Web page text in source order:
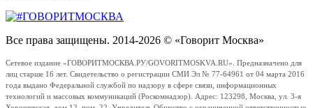
Все права защищены. 2014-2026 © «Говорит Москва»
Сетевое издание «ГОВОРИТМОСКВА.РУ/GOVORITMOSKVA.RU». Предназначено для
лиц старше 16 лет. Свидетельство о регистрации СМИ Эл № 77-64961 от 04 марта 2016
года выдано Федеральной службой по надзору в сфере связи, информационных
технологий и массовых коммуникаций (Роскомнадзор). Адрес: 123298, Москва, ул. 3-я